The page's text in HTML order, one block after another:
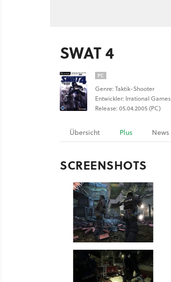
SWAT 4
PC
Genre: Taktik-Shooter
Entwickler: Irrational Games
Release: 05.04.2005 (PC)
Übersicht Plus News
SCREENSHOTS